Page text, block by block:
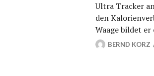
Ultra Tracker
den
Waage bildet
BERND KORZ